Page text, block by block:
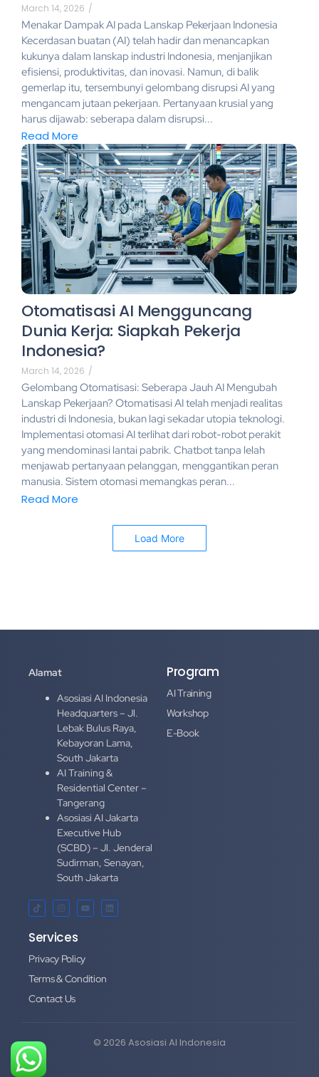
March 14, 2026 /
Menakar Dampak AI pada Lanskap Pekerjaan Indonesia
Kecerdasan buatan (AI) telah hadir dan menancapkan
kukunya dalam lanskap industri Indonesia, menjanjikan
efisiensi, produktivitas, dan inovasi. Namun, di balik
gemerlap itu, tersembunyi gelombang disrupsi AI yang
mengancam jutaan pekerjaan. Pertanyaan krusial yang
harus dijawab: seberapa dalam disrupsi...
Read More
Otomatisasi AI Mengguncang
Dunia Kerja: Siapkah Pekerja
Indonesia?
March 14, 2026 /
Gelombang Otomatisasi: Seberapa Jauh AI Mengubah
Lanskap Pekerjaan? Otomatisasi AI telah menjadi realitas
industri di Indonesia, bukan lagi sekadar utopia teknologi.
Implementasi otomasi AI terlihat dari robot-robot perakit
yang mendominasi lantai pabrik. Chatbot tanpa lelah
menjawab pertanyaan pelanggan, menggantikan peran
manusia. Sistem otomasi memangkas peran...
Read More
Load More
Alamat
Asosiasi AI Indonesia
Headquarters – Jl.
Lebak Bulus Raya,
Kebayoran Lama,
South Jakarta
AI Training &
Residential Center –
Tangerang
Asosiasi AI Jakarta
Executive Hub
(SCBD) – Jl. Jenderal
Sudirman, Senayan,
South Jakarta
Program
AI Training
Workshop
E-Book
Services
Privacy Policy
Terms & Condition
Contact Us
© 2026 Asosiasi AI Indonesia